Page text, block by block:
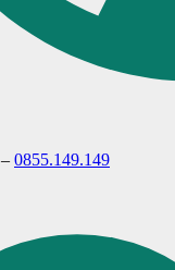
– 0855.149.149